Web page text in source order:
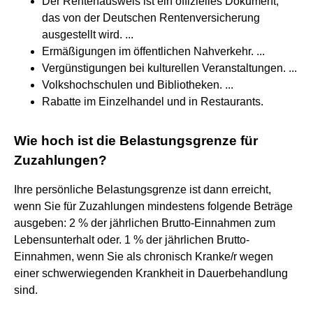
das von der Deutschen Rentenversicherung
ausgestellt wird. ...
Ermäßigungen im öffentlichen Nahverkehr. ...
Vergünstigungen bei kulturellen Veranstaltungen. ...
Volkshochschulen und Bibliotheken. ...
Rabatte im Einzelhandel und in Restaurants.
Wie hoch ist die Belastungsgrenze für
Zuzahlungen?
Ihre persönliche Belastungsgrenze ist dann erreicht,
wenn Sie für Zuzahlungen mindestens folgende Beträge
ausgeben: 2 % der jährlichen Brutto-Einnahmen zum
Lebensunterhalt oder. 1 % der jährlichen Brutto-
Einnahmen, wenn Sie als chronisch Kranke/r wegen
einer schwerwiegenden Krankheit in Dauerbehandlung
sind.